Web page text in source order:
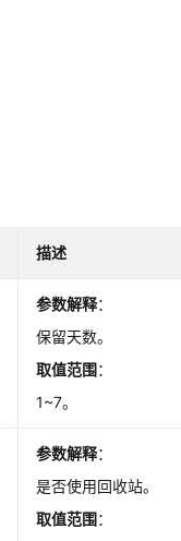
描述
参数解释：
保留天数。
取值范围：
1~7。
参数解释：
是否使用回收站。
取值范围：